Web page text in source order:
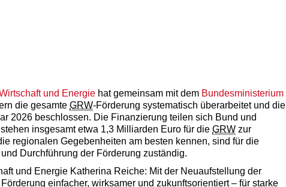
und Energie hat gemeinsam mit dem Bundesministerium
die gesamte GRW-Förderung systematisch überarbeitet und die
2026 beschlossen. Die Finanzierung teilen sich Bund und
insgesamt etwa 1,3 Milliarden Euro für die GRW zur
regionalen Gegebenheiten am besten kennen, sind für die
Durchführung der Förderung zuständig.
und Energie Katherina Reiche: Mit der Neuaufstellung der
einfacher, wirksamer und zukunftsorientiert – für starke